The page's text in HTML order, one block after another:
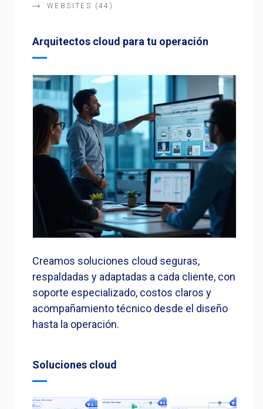
WEBSITES (44)
Arquitectos cloud para tu operación
Creamos soluciones cloud seguras,
respaldadas y adaptadas a cada cliente, con
soporte especializado, costos claros y
acompañamiento técnico desde el diseño
hasta la operación.
Soluciones cloud